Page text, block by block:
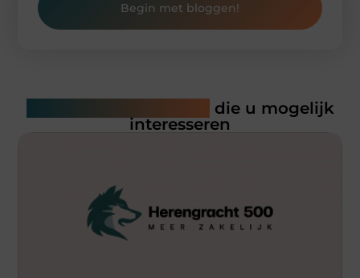
Begin met bloggen!
die u mogelijk
interesseren